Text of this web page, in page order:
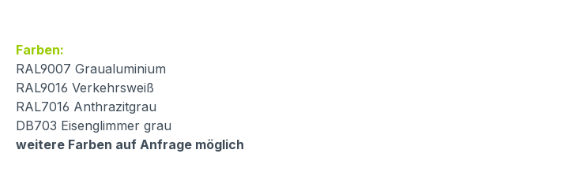
Farben:
RAL9007 Graualuminium
RAL9016 Verkehrsweiß
RAL7016 Anthrazitgrau
DB703 Eisenglimmer grau
weitere Farben auf Anfrage möglich